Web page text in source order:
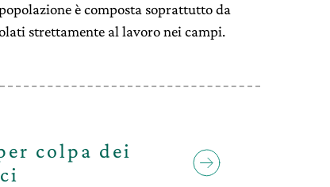
è composta soprattutto da
strettamente al lavoro nei campi.
colpa dei